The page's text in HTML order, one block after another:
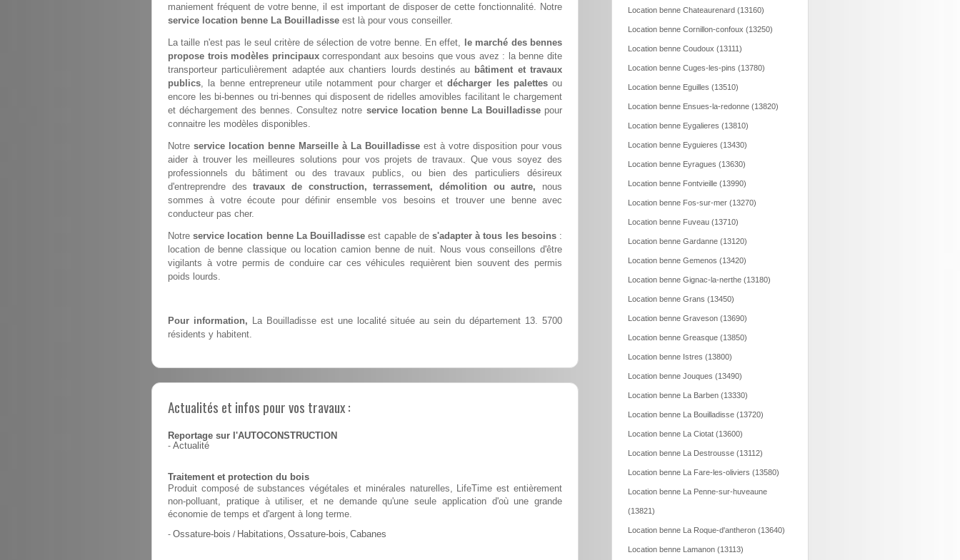
maniement fréquent de votre benne, il est important de disposer de cette fonctionnalité. Notre
service location benne La Bouilladisse est là pour vous conseiller.
La taille n'est pas le seul critère de sélection de votre benne. En effet,
le marché des bennes
propose trois modèles principauxcorrespondant aux besoins que vous avez : la benne dite
transporteur particulièrement adaptée aux chantiers lourds destinés au bâtiment et travaux
publics, la benne entrepreneur utile notamment pour charger etdécharger les palettesou
encore les bi-bennes ou tri-bennes qui disposent de ridelles amovibles facilitant le chargement
et déchargement des bennes. Consultez notre service location benne La Bouilladissepour
connaitre les modèles disponibles.
Notre service location benne Marseille à La Bouilladisse est à votre disposition pour vous
aider à trouver les meilleures solutions pour vos projets de travaux. Que vous soyez des
professionnels du bâtiment ou des travaux publics, ou bien des particuliers désireux
d'entreprendre destravaux de construction, terrassement, démolition ou autre, nous
sommes à votre écoute pour définir ensemble vos besoins et trouver une benne avec
conducteur pas cher.
Notreservice location benne La Bouilladisse est capable de s'adapter à tous les besoins:
location de benne classique ou location camion benne de nuit. Nous vous conseillons d'être
vigilants à votre permis de conduire car ces véhicules requièrent bien souvent des permis
poids lourds.
Pour information, La Bouilladisse est une localité située au sein du département 13. 5700
résidents y habitent.
Actualités et infos pour vos travaux :
Reportage sur l'AUTOCONSTRUCTION
- Actualité
Traitement et protection du bois
Produit composé de substances végétales et minérales naturelles, LifeTime est entièrement
non-polluant, pratique à utiliser, et ne demande qu'une seule application d'où une grande
économie de temps et d'argent à long terme.
- Ossature-bois / Habitations, Ossature-bois, Cabanes
Location benne Chateaurenard (13160)
Location benne Cornillon-confoux (13250)
Location benne Coudoux (13111)
Location benne Cuges-les-pins (13780)
Location benne Eguilles (13510)
Location benne Ensues-la-redonne (13820)
Location benne Eygalieres (13810)
Location benne Eyguieres (13430)
Location benne Eyragues (13630)
Location benne Fontvieille (13990)
Location benne Fos-sur-mer (13270)
Location benne Fuveau (13710)
Location benne Gardanne (13120)
Location benne Gemenos (13420)
Location benne Gignac-la-nerthe (13180)
Location benne Grans (13450)
Location benne Graveson (13690)
Location benne Greasque (13850)
Location benne Istres (13800)
Location benne Jouques (13490)
Location benne La Barben (13330)
Location benne La Bouilladisse (13720)
Location benne La Ciotat (13600)
Location benne La Destrousse (13112)
Location benne La Fare-les-oliviers (13580)
Location benne La Penne-sur-huveaune
(13821)
Location benne La Roque-d'antheron (13640)
Location benne Lamanon (13113)